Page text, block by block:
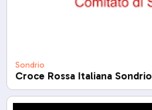
Sondrio
Croce Rossa Italiana Sondrio